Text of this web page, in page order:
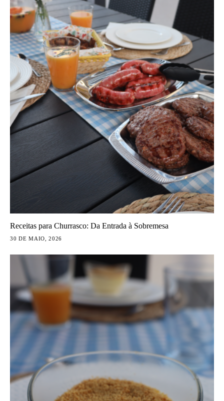
Receitas para Churrasco: Da Entrada à Sobremesa
30 DE MAIO, 2026